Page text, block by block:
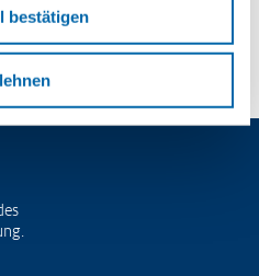
bestätigenKompetenzen entwickeln
Publikationen